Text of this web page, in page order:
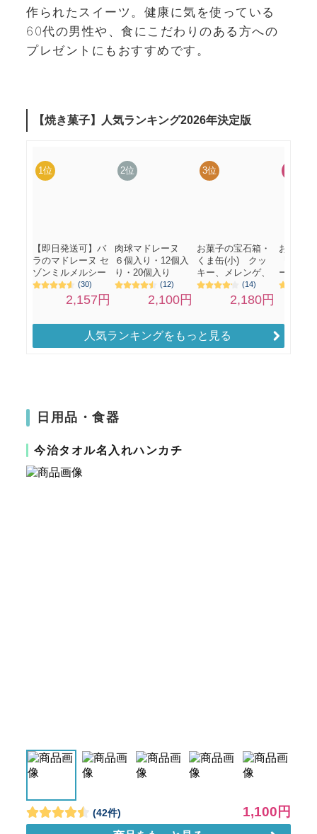
作られたスイーツ。健康に気を使っている
60代の男性や、食にこだわりのある方への
プレゼントにもおすすめです。
人気ランキングをもっと見る
日用品・食器
今治タオル名入れハンカチ